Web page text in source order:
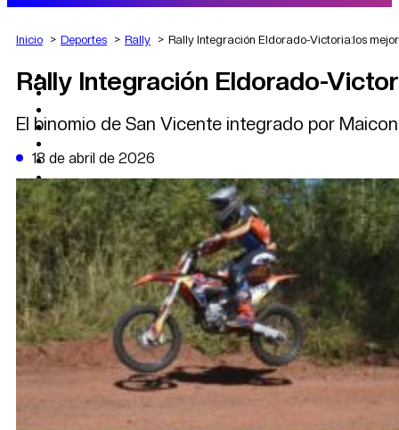
AGRO
DEPORTES
POLÍTICA
DATA FIRME
DE LA TRIBUNA TV
Inicio Deportes Rally Rally Integración Eldorado-Victoria:los
Rally Integración Eldorado-
El binomio de San Vicente integrado por
18 de abril de 2026